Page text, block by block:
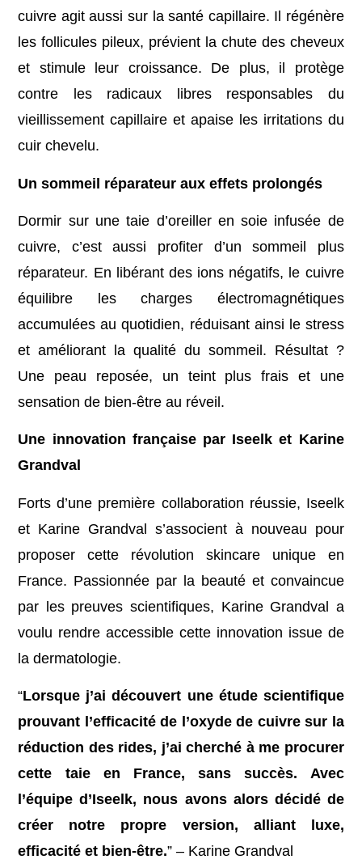
cuivre agit aussi sur la santé capillaire. Il régénère
les follicules pileux, prévient la chute des cheveux
et stimule leur croissance. De plus, il protège
contre les radicaux libres responsables du
vieillissement capillaire et apaise les irritations du
cuir chevelu.
Un sommeil réparateur aux effets prolongés
Dormir sur une taie d’oreiller en soie infusée de
cuivre, c’est aussi profiter d’un sommeil plus
réparateur. En libérant des ions négatifs, le cuivre
équilibre les charges électromagnétiques
accumulées au quotidien, réduisant ainsi le stress
et améliorant la qualité du sommeil. Résultat ?
Une peau reposée, un teint plus frais et une
sensation de bien-être au réveil.
Une innovation française par Iseelk et Karine
Grandval
Forts d’une première collaboration réussie, Iseelk
et Karine Grandval s’associent à nouveau pour
proposer cette révolution skincare unique en
France. Passionnée par la beauté et convaincue
par les preuves scientifiques, Karine Grandval a
voulu rendre accessible cette innovation issue de
la dermatologie.
“Lorsque j’ai découvert une étude scientifique
prouvant l’efficacité de l’oxyde de cuivre sur la
réduction des rides, j’ai cherché à me procurer
cette taie en France, sans succès. Avec
l’équipe d’Iseelk, nous avons alors décidé de
créer notre propre version, alliant luxe,
efficacité et bien-être.” – Karine Grandval